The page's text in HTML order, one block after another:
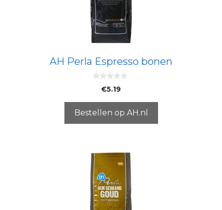
AH Perla Espresso bonen
5
€5.19
Bestellen op AH.nl